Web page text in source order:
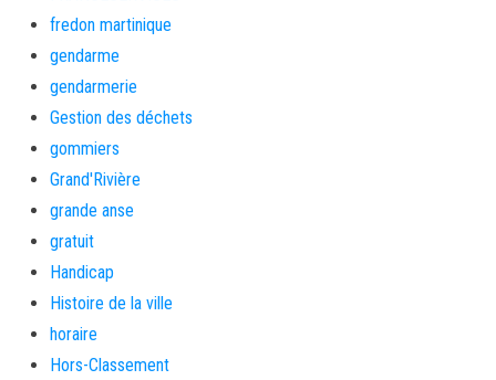
fredon martinique
gendarme
gendarmerie
Gestion des déchets
gommiers
Grand'Rivière
grande anse
gratuit
Handicap
Histoire de la ville
horaire
Hors-Classement